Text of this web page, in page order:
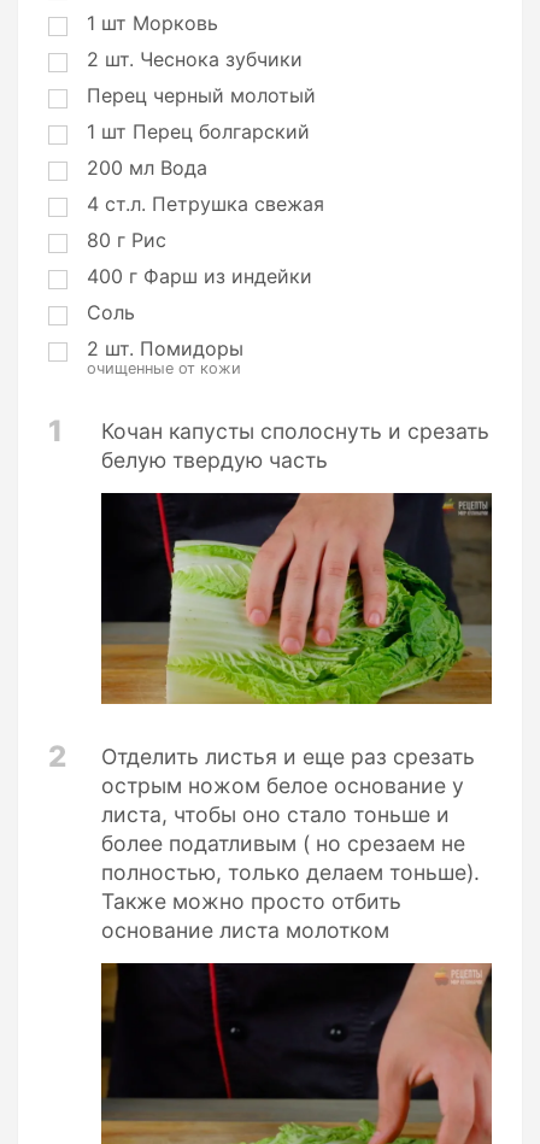
и
1 шт Морковь
2 шт. Чеснока зубчики
Перец черный молотый
1 шт Перец болгарский
200 мл Вода
4 ст.л. Петрушка свежая
80 г Рис
400 г Фарш из индейки
Соль
2 шт. Помидоры
очищенные от кожи
1
Кочан капусты сполоснуть и срезать
белую твердую часть
2
Отделить листья и еще раз срезать
острым ножом белое основание у
листа, чтобы оно стало тоньше и
более податливым ( но срезаем не
полностью, только делаем тоньше).
Также можно просто отбить
основание листа молотком